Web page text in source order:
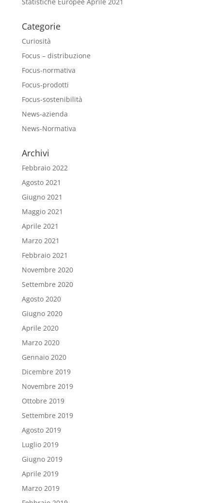
Categorie
Curiosità
Focus – distribuzione
Focus-normativa
Focus-prodotti
Focus-sostenibilità
News-azienda
News-Normativa
Archivi
Febbraio 2022
Agosto 2021
Giugno 2021
Maggio 2021
Aprile 2021
Marzo 2021
Febbraio 2021
Novembre 2020
Settembre 2020
Agosto 2020
Giugno 2020
Aprile 2020
Marzo 2020
Gennaio 2020
Dicembre 2019
Novembre 2019
Ottobre 2019
Settembre 2019
Agosto 2019
Luglio 2019
Giugno 2019
Aprile 2019
Marzo 2019